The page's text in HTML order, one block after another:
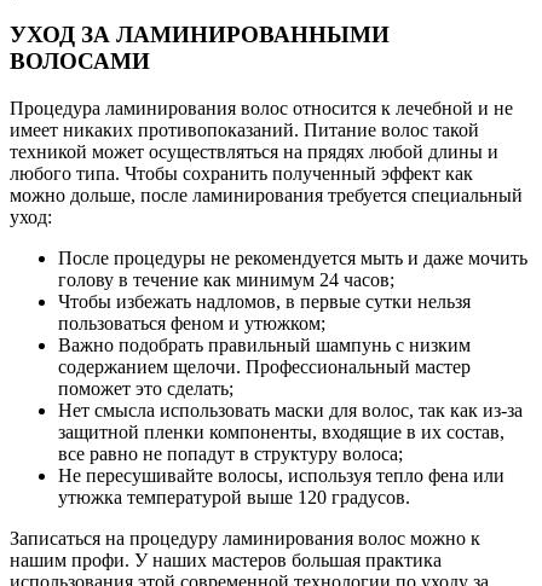
УХОД ЗА ЛАМИНИРОВАННЫМИ
ВОЛОСАМИ
Процедура ламинирования волос относится к лечебной и не
имеет никаких противопоказаний. Питание волос такой
техникой может осуществляться на прядях любой длины и
любого типа. Чтобы сохранить полученный эффект как
можно дольше, после ламинирования требуется специальный
уход:
После процедуры не рекомендуется мыть и даже мочить
голову в течение как минимум 24 часов;
Чтобы избежать надломов, в первые сутки нельзя
пользоваться феном и утюжком;
Важно подобрать правильный шампунь с низким
содержанием щелочи. Профессиональный мастер
поможет это сделать;
Нет смысла использовать маски для волос, так как из-за
защитной пленки компоненты, входящие в их состав,
все равно не попадут в структуру волоса;
Не пересушивайте волосы, используя тепло фена или
утюжка температурой выше 120 градусов.
Записаться на процедуру ламинирования волос можно к
нашим профи. У наших мастеров большая практика
использования этой современной технологии по уходу за